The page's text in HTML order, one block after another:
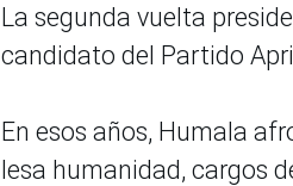
La segunda vuelta
candidato del Partido
En esos años, Humala
lesa humanidad, cargos